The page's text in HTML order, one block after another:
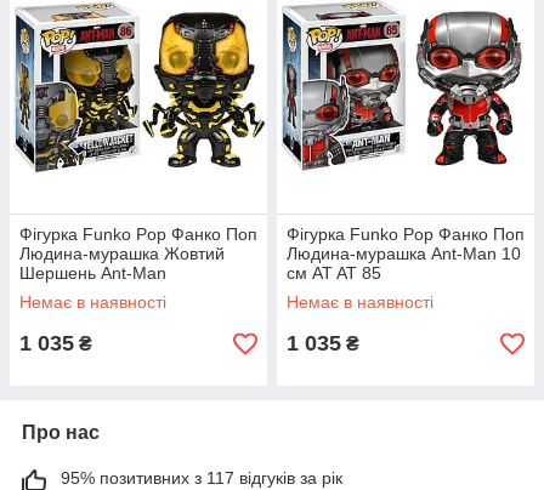
Фігурка Funko Pop Фанко Поп
Людина-мурашка Жовтий
Шершень Ant-Man
Yellowjacket 10 см M AM 86
Немає в наявності
1 035 ₴
Фігурка Funko Pop Фанко Поп
Людина-мурашка Ant-Man 10
см AT AT 85
Немає в наявності
1 035 ₴
Про нас
95% позитивних з 117 відгуків за рік